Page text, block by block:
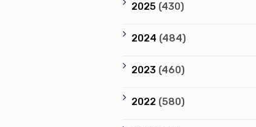
2025(430)
2024 (484)
2023(460)
2022(580)